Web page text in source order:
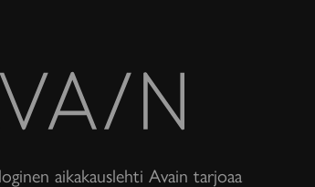
aikakauslehti Avain tarjoaa